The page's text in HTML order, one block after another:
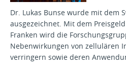
Dr. Lukas Bunse wurde mit dem
ausgezeichnet. Mit dem
Franken wird die
Nebenwirkungen von zellulären
verringern sowie deren